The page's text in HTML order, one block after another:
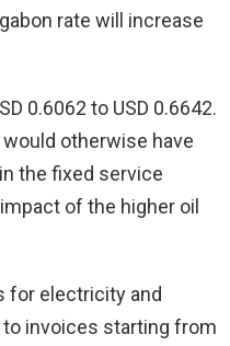
rate will increase
0.6062 to USD 0.6642.
otherwise have
the fixed service
of the higher oil
for electricity and
invoices starting from